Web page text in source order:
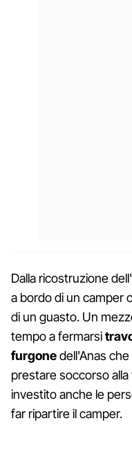
Dalla ricostruzione
a bordo di un camper
di un guasto. Un
tempo a fermarsi
furgonedell'Anas
prestare soccorso alla
investito anche le
far ripartire il camper.